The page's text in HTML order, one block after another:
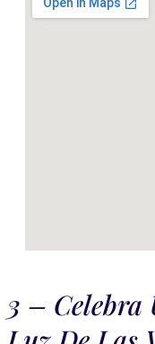
3 – Celebra